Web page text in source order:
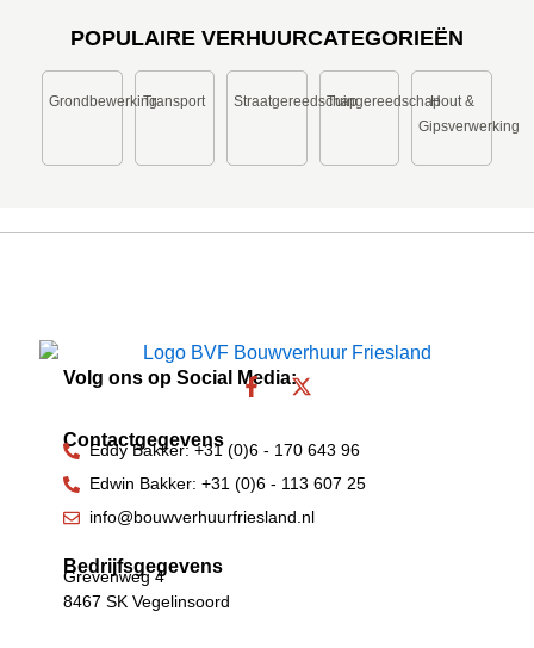
POPULAIRE VERHUURCATEGORIEËN
GrondbewerkingTransport StraatgereedschapTuingereedschapHout &
Gipsverwerking
Volg ons op Social Media:
F
e
b
o
o
X
w
i
t
t
Contactgegevens
Eddy Bakker: +31 (0)6 - 170 643 96
Edwin Bakker: +31 (0)6 - 113 607 25
info@bouwverhuurfriesland.nl
Bedrijfsgegevens
Grevenweg 4
8467 SK Vegelinsoord